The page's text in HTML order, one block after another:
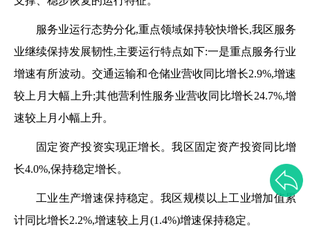
服务业运行态势分化,重点领域保持较快增长,我区服务
业继续保持发展韧性,主要运行特点如下:一是重点服务行业
增速有所波动。交通运输和仓储业营收同比增长2.9%,增速
较上月大幅 上升;其他营利性服务业营收同比增长24.7%,增
速较上月小幅 上升。
固定资产投资实现正增长。我区固定资产投资同比增
长4.0%,保持稳定增长。
工业生产增速保持稳定 。我区规模以上工业增加值累
计同比增长2.2%,增速较上月(1.4%)增速保持稳定。